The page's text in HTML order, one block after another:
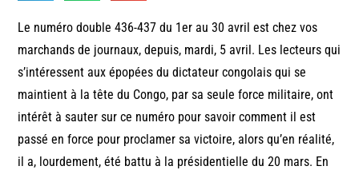
Le numéro double 436-437 du 1er au 30 avril est chez vos
marchands de journaux, depuis, mardi, 5 avril. Les lecteurs qui
s’intéressent aux épopées du dictateur congolais qui se
maintient à la tête du Congo, par sa seule force militaire, ont
intérêt à sauter sur ce numéro pour savoir comment il est
passé en force pour proclamer sa victoire, alors qu’en réalité,
il a, lourdement, été battu à la présidentielle du 20 mars. En